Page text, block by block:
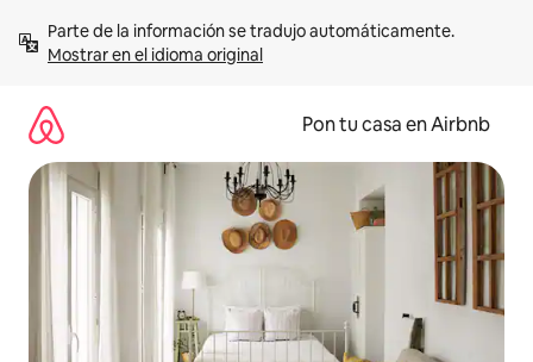
contenidoMostrar en el idioma original
Pon tu casa en Airbnb